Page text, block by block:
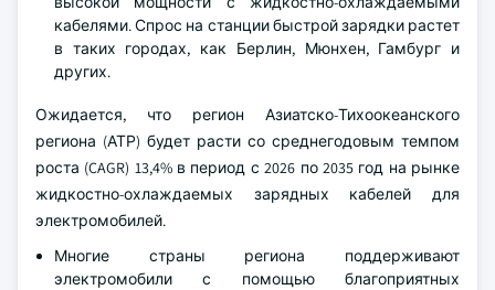
кабелями. Спрос на станции быстрой зарядки растет
в таких городах, как Берлин, Мюнхен, Гамбург и
других.
Ожидается, что регион Азиатско-Тихоокеанского
региона (АТР) будет расти со среднегодовым темпом
роста (CAGR) 13,4% в период с 2026 по 2035 год на рынке
жидкостно-охлаждаемых зарядных кабелей для
электромобилей.
Многие страны региона поддерживают
электромобили с помощью благоприятных